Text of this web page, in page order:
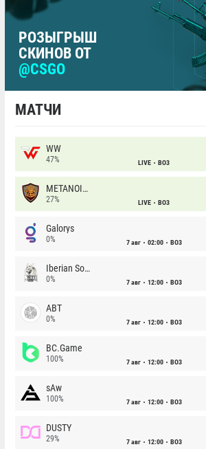
РОЗЫГРЫШ
СКИНОВ ОТ
@CSGO
МАТЧИ
WW
47% LIVE BO3
METANOIA Wolves
27% LIVE BO3
Galorys
0% 7 авг 02:00 BO3
Iberian Soul
0% 7 авг 12:00 BO3
ABT
0% 7 авг 12:00 BO3
BC.Game
100% 7 авг 12:00 BO3
sAw
100% 7 авг 12:00 BO3
DUSTY
29% 7 авг 12:00 BO3